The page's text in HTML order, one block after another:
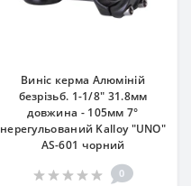
Виніс керма Алюмiнiй
безрізьб. 1-1/8" 31.8мм
довжина - 105мм 7°
нерегульований Kalloy "UNO"
AS-601 чорний
0